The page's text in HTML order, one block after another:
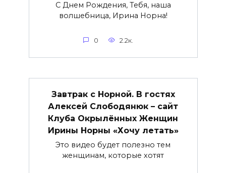
С Днем Рождения, Тебя, наша
волшебница, Ирина Норна!
0 2.2к.
Завтрак с Норной. В гостях
Алексей Слободянюк – сайт
Клуба Окрылённых Женщин
Ирины Норны «Хочу летать»
Это видео будет полезно тем
женщинам, которые хотят